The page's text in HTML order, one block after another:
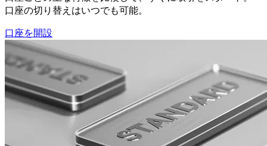
口座の切り 替えはいつでも可能。
口座を開設